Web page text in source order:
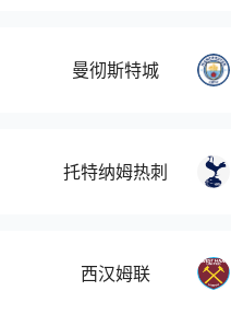
曼彻斯特城
托特纳姆热刺
西汉姆联